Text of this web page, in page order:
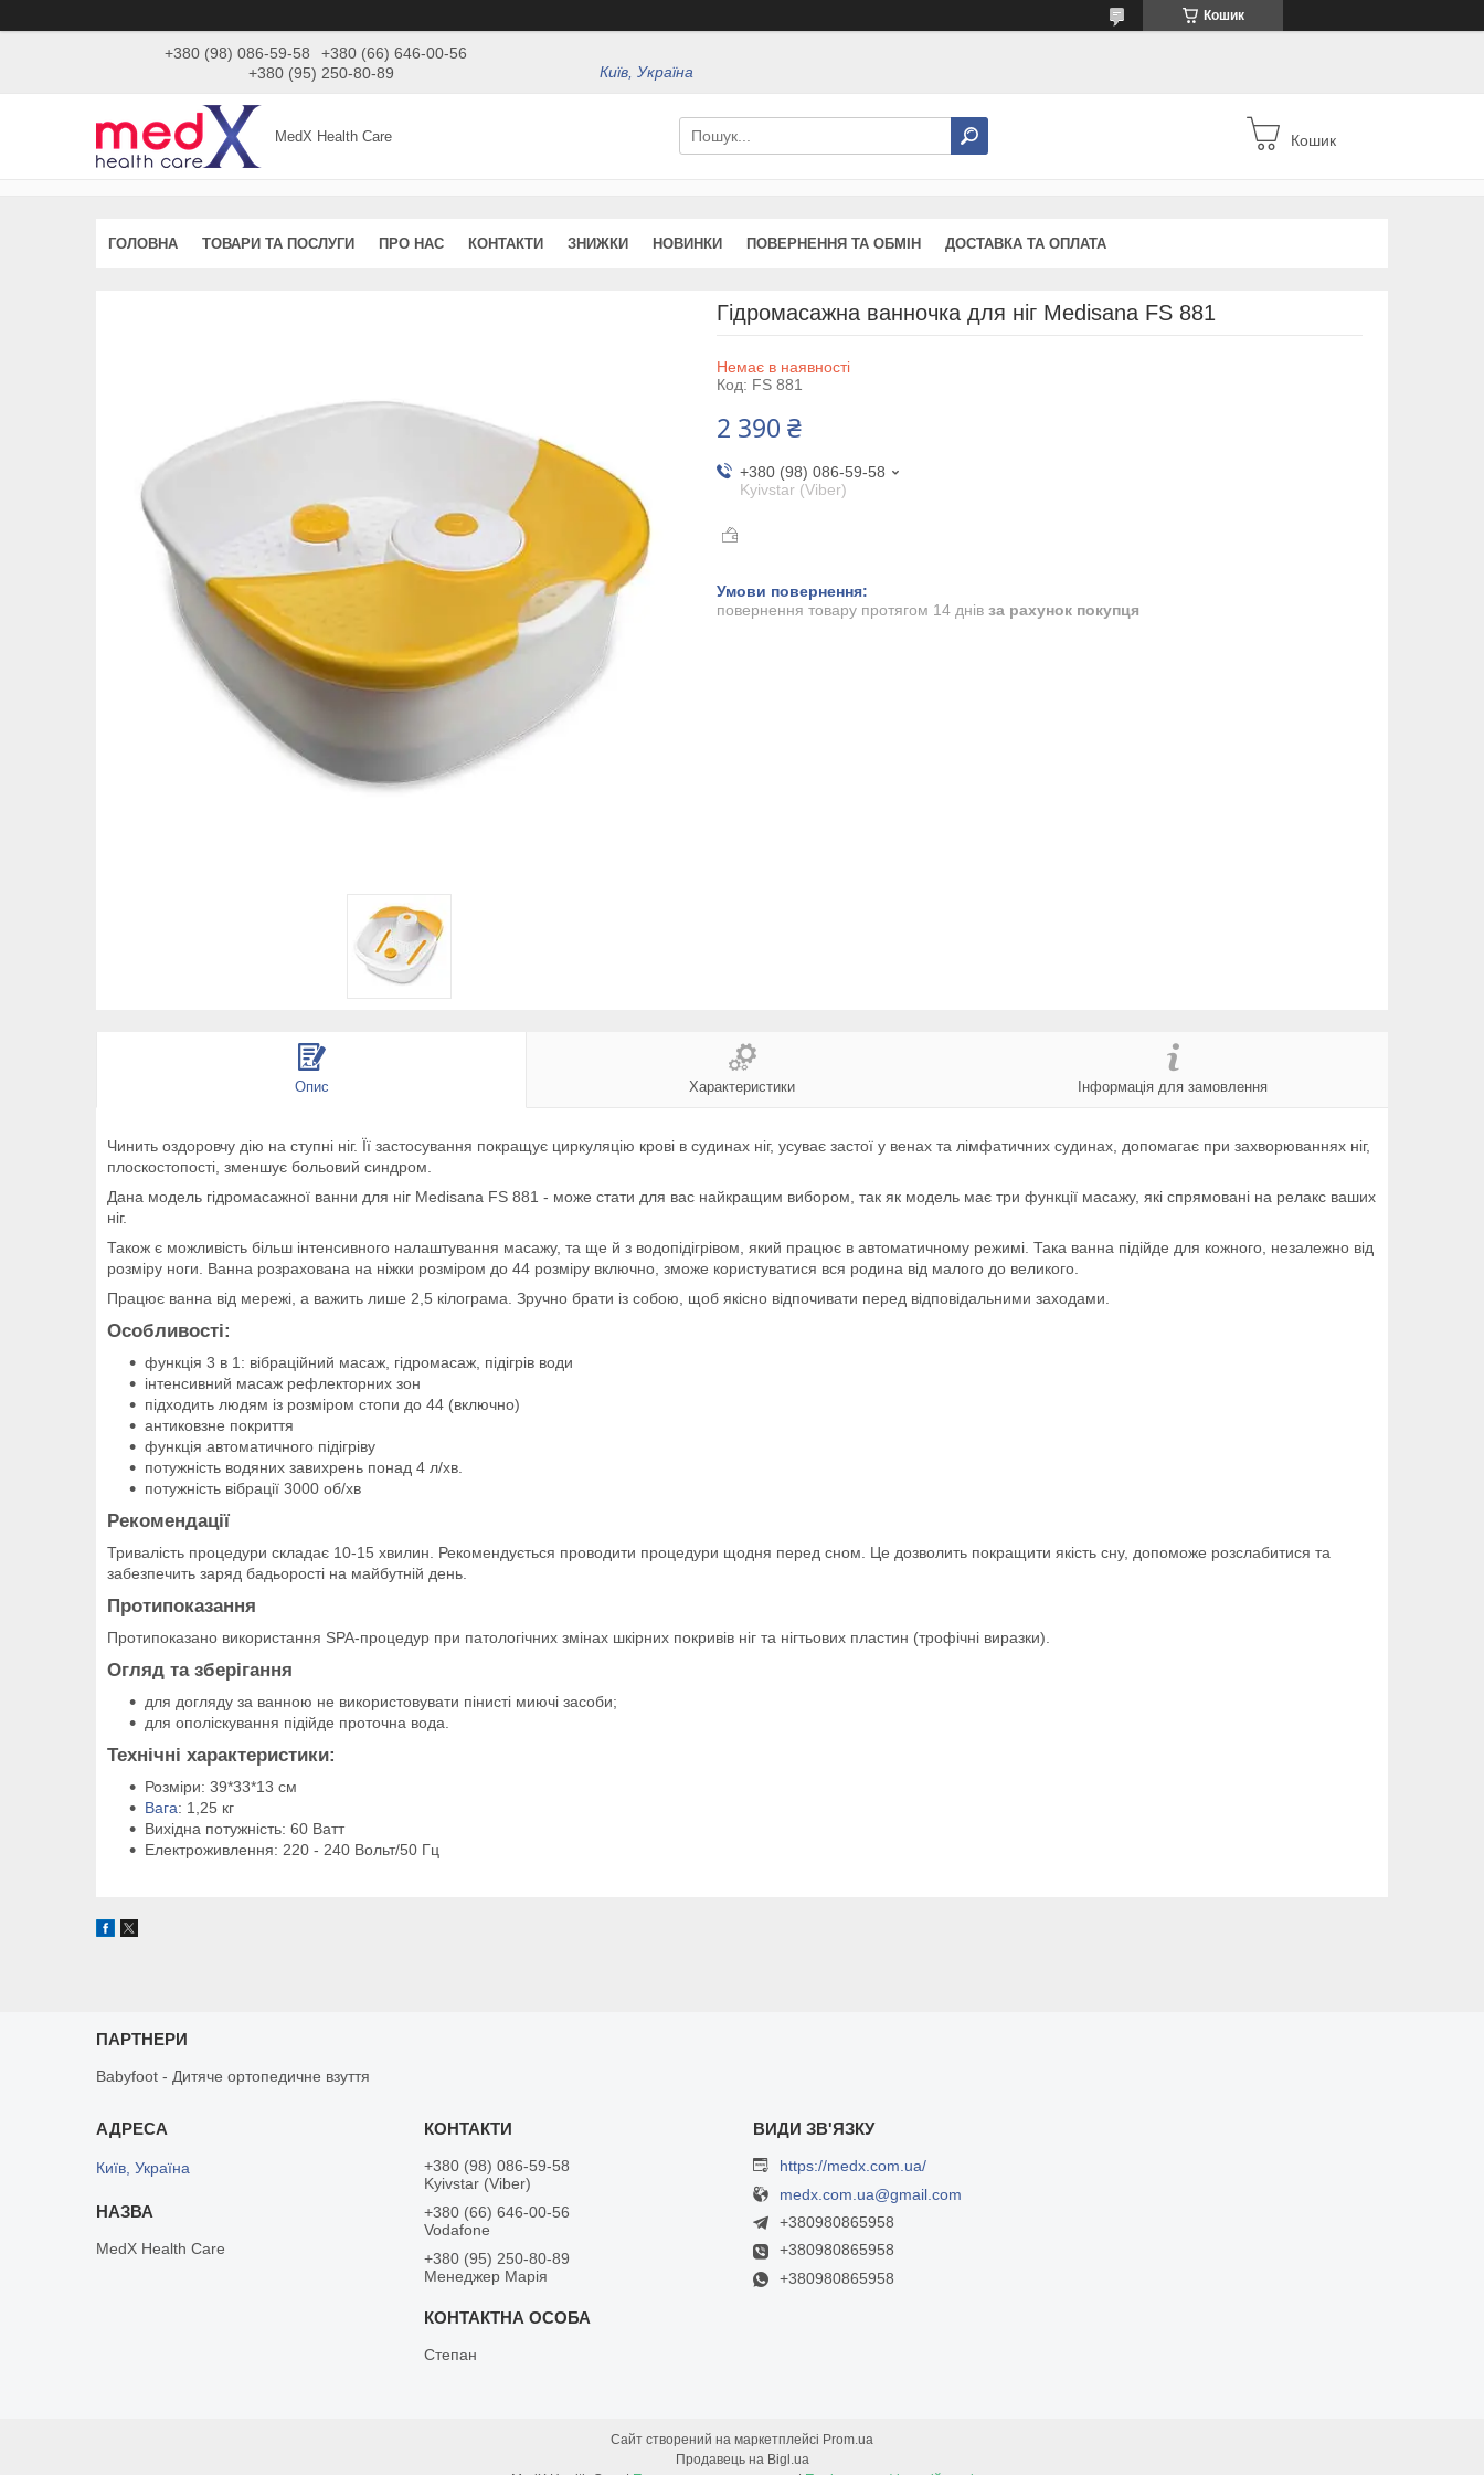
Кошик
+380 (98) 086-59-58
+380 (66) 646-00-56
+380 (95) 250-80-89
Київ, Україна
MedX Health Care Кошик
ГОЛОВНА ТОВАРИ ТА ПОСЛУГИ ПРО НАС КОНТАКТИ ЗНИЖКИ НОВИНКИ ПОВЕРНЕННЯ ТА ОБМІН ДОСТАВКА ТА ОПЛАТА
Гідромасажна ванночка для ніг Medisana FS 881
Немає в наявності
Код: FS 881
2 390 ₴
+380 (98) 086-59-58
Kyivstar (Viber)
повернення товару протягом 14 днів за рахунок покупця
Опис Характеристики Інформація для замовлення
Чинить оздоровчу дію на ступні ніг. Її застосування покращує циркуляцію крові в судинах ніг, усуває застої у венах та лімфатичних судинах, допомагає при захворюваннях ніг,
плоскостопості, зменшує больовий синдром.
Дана модель гідромасажної ванни для ніг Medisana FS 881 - може стати для вас найкращим вибором, так як модель має три функції масажу, які спрямовані на релакс ваших
ніг.
Також є можливість більш інтенсивного налаштування масажу, та ще й з водопідігрівом, який працює в автоматичному режимі. Така ванна підійде для кожного, незалежно від
розміру ноги. Ванна розрахована на ніжки розміром до 44 розміру включно, зможе користуватися вся родина від малого до великого.
Працює ванна від мережі, а важить лише 2,5 кілограма. Зручно брати із собою, щоб якісно відпочивати перед відповідальними заходами.
Особливості:
функція 3 в 1: вібраційний масаж, гідромасаж, підігрів води
інтенсивний масаж рефлекторних зон
підходить людям із розміром стопи до 44 (включно)
антиковзне покриття
функція автоматичного підігріву
потужність водяних завихрень понад 4 л/хв.
потужність вібрації 3000 об/хв
Рекомендації
Тривалість процедури складає 10-15 хвилин. Рекомендується проводити процедури щодня перед сном. Це дозволить покращити якість сну, допоможе розслабитися та
забезпечить заряд бадьорості на майбутній день.
Протипоказання
Протипоказано використання SPA-процедур при патологічних змінах шкірних покривів ніг та нігтьових пластин (трофічні виразки).
Огляд та зберігання
для догляду за ванною не використовувати пінисті миючі засоби;
для ополіскування підійде проточна вода.
Технічні характеристики:
Розміри: 39*33*13 см
Вага: 1,25 кг
Вихідна потужність: 60 Ватт
Електроживлення: 220 - 240 Вольт/50 Гц
ПАРТНЕРИ
Babyfoot - Дитяче ортопедичне взуття
Київ, Україна
MedX Health Care
+380 (98) 086-59-58
Kyivstar (Viber)
+380 (66) 646-00-56
Vodafone
+380 (95) 250-80-89
Менеджер Марія
Степан
https://medx.com.ua/
medx.com.ua@gmail.com
+380980865958
+380980865958
+380980865958
Сайт створений на маркетплейсі Prom.ua
Продавець на Bigl.ua